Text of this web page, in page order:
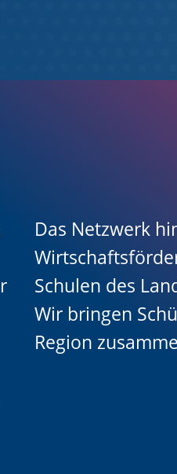
Das Netzwerk
Schulen des
Wir bringen
Region